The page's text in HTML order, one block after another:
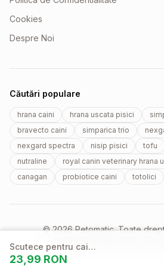
Scutece pentru caini
femele Perfect
23,99 RON
Cookies
Despre Noi
Căutări populare
hrana caini hrana uscata pisici
bravecto caini
simparica trio
nexgard spectra
nisip pisici tofu
nutraline
royal canin veterinary hrana
canagan
probiotice caini totolici
© 2026 Petomatic. Toate
Construit din ❤️ pentru